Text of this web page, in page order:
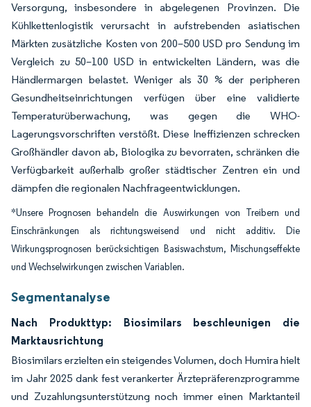
Versorgung, insbesondere in abgelegenen Provinzen. Die
Kühlkettenlogistik verursacht in aufstrebenden asiatischen
Märkten zusätzliche Kosten von 200–500 USD pro Sendung im
Vergleich zu 50–100 USD in entwickelten Ländern, was die
Händlermargen belastet. Weniger als 30 % der peripheren
Gesundheitseinrichtungen verfügen über eine validierte
Temperaturüberwachung, was gegen die WHO-
Lagerungsvorschriften verstößt. Diese Ineffizienzen schrecken
Großhändler davon ab, Biologika zu bevorraten, schränken die
Verfügbarkeit außerhalb großer städtischer Zentren ein und
dämpfen die regionalen Nachfrageentwicklungen.
*Unsere Prognosen behandeln die Auswirkungen von Treibern und
Einschränkungen als richtungsweisend und nicht additiv. Die
Wirkungsprognosen berücksichtigen Basiswachstum, Mischungseffekte
und Wechselwirkungen zwischen Variablen.
Segmentanalyse
Nach Produkttyp: Biosimilars beschleunigen die
Marktausrichtung
Biosimilars erzielten ein steigendes Volumen, doch Humira hielt
im Jahr 2025 dank fest verankerter Ärztepräferenzprogramme
und Zuzahlungsunterstützung noch immer einen Marktanteil